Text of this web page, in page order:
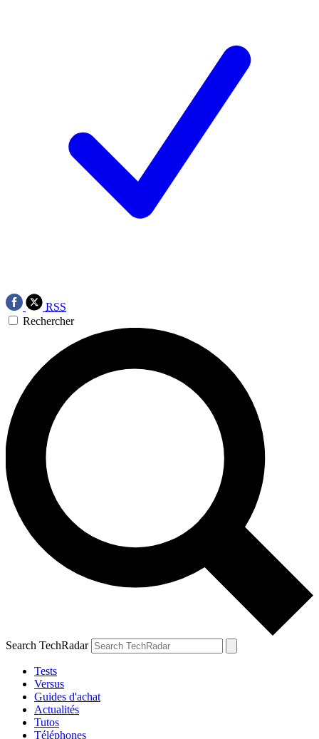
RSS
Rechercher
Search TechRadar
Tests
Versus
Guides d'achat
Actualités
Tutos
Téléphones